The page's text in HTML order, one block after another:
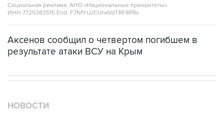
Социальная реклама, АНО «Национальные приоритеты».
ИНН 7725383515 Erid: F7NfYUJCUneVdTRF8PRs
Аксенов сообщил о четвертом погибшем в
результате атаки ВСУ на Крым
НОВОСТИ